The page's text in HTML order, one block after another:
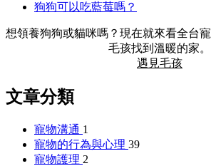
狗狗可以吃藍莓嗎？
想領養狗狗或貓咪嗎？現在就來看全台
毛孩找到溫暖的家。
遇見毛孩
文章分類
寵物溝通 1
寵物的行為與心理 39
寵物護理 2